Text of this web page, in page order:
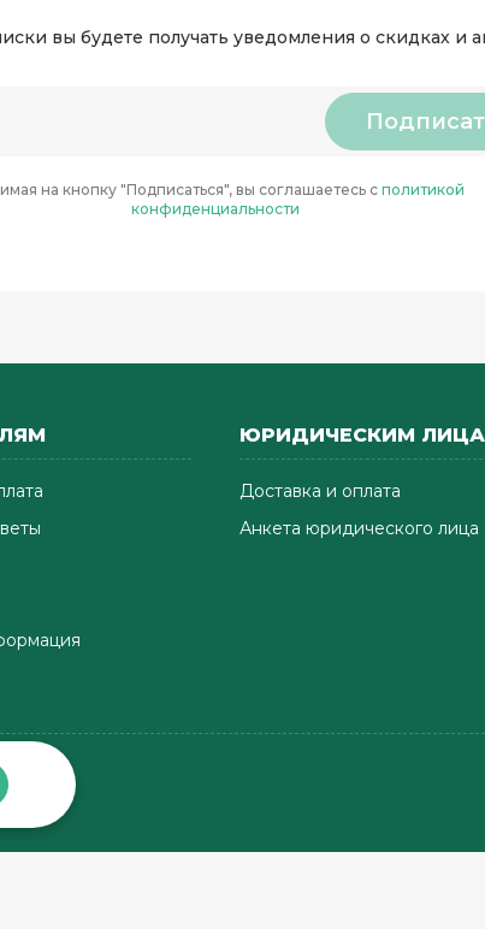
вы будете получать уведомления о скидках и
на кнопку "Подписаться", вы соглашаетесь сполитикой
конфиденциальности
ЮРИДИЧЕСКИМ
Доставка и оплата
Анкета юридического лица